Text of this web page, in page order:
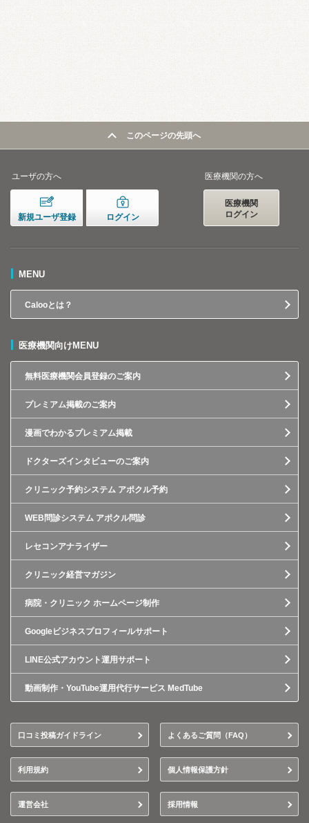
このページの先頭へ
ユーザの方へ
新規ユーザ登録 ログイン
医療機関の方へ
医療機関
ログイン
MENU
Calooとは？
医療機関向けMENU
無料医療機関会員登録のご案内
プレミアム掲載のご案内
漫画でわかるプレミアム掲載
ドクターズインタビューのご案内
クリニック予約システム アポクル予約
WEB問診システム アポクル問診
レセコンアナライザー
クリニック経営マガジン
病院・クリニック ホームページ制作
Googleビジネスプロフィールサポート
LINE公式アカウント運用サポート
動画制作・YouTube運用代行サービス MedTube
口コミ投稿ガイドライン よくあるご質問（FAQ）
利用規約 個人情報保護方針
運営会社 採用情報